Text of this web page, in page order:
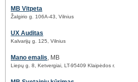
MB Vitpeta
Žalgirio g. 106A-43, Vilnius
UX Auditas
Kalvarijų g. 125, Vilnius
Mano emalis, MB
Liepų g. 8, Ketvergiai, LT-95409 Klaipėdos r.